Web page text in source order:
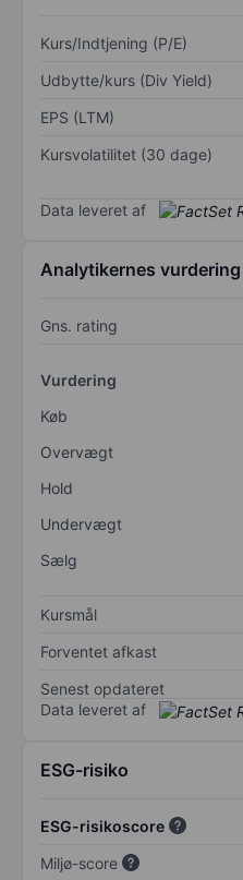
Kurs/Indtjening (P/E)
Udbytte/kurs (Div Yield)
EPS (LTM)
Kursvolatilitet (30 dage)
Data leveret af
Analytikernes vurdering
Gns. rating
Vurdering
Køb
Overvægt
Hold
Undervægt
Sælg
Kursmål
Forventet afkast
Senest opdateret
Data leveret af
ESG-risiko
ESG-risikoscore
Miljø-score